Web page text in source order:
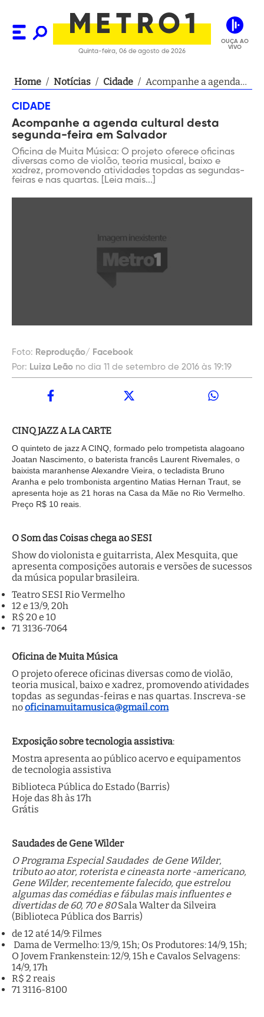
Quinta-feira, 06 de agosto de 2026
OUÇA AO
VIVO
Home / Notícias / Cidade / Acompanhe a agenda
CIDADE
Acompanhe a agenda cultural desta
segunda-feira em Salvador
Oficina de Muita Música: O projeto oferece oficinas
diversas como de violão, teoria musical, baixo e
xadrez, promovendo atividades topdas as segundas-
feiras e nas quartas. [Leia mais...]
Foto: Reprodução/ Facebook
Por: Luiza Leão no dia 11 de setembro de 2016 às 19:19
CINQ JAZZ A LA CARTE
O quinteto de jazz A CINQ, formado pelo trompetista alagoano
Joatan Nascimento, o baterista francês Laurent Rivemales, o
baixista maranhense Alexandre Vieira, o tecladista Bruno
Aranha e pelo trombonista argentino Matias Hernan Traut, se
apresenta hoje as 21 horas na Casa da Mãe no Rio Vermelho.
Preço R$ 10 reais.
O Som das Coisas chega ao SESI
Show do violonista e guitarrista, Alex Mesquita, que
apresenta composições autorais e versões de sucessos
da música popular brasileira.
Teatro SESI Rio Vermelho
12 e 13/9, 20h
R$ 20 e 10
71 3136-7064
Oficina de Muita Música
O projeto oferece oficinas diversas como de violão,
teoria musical, baixo e xadrez, promovendo atividades
topdas as segundas-feiras e nas quartas. Inscreva-se
nooficinamuitamusica@gmail.com
Exposição sobre tecnologia assistiva:
Mostra apresenta ao público acervo e equipamentos
de tecnologia assistiva
Biblioteca Pública do Estado (Barris)
Hoje das 8h às 17h
Grátis
Saudades de Gene Wilder
O Programa EspecialSaudades de Gene Wilder,
tributo ao ator, roterista e cineasta norte -americano,
Gene Wilder, recentemente falecido, que estrelou
algumas das comédias e fábulas mais influentes e
divertidas de 60, 70 e 80Sala Walter da Silveira
(Biblioteca Pública dos Barris)
de 12 até 14/9: Filmes
Dama de Vermelho: 13/9, 15h; Os Produtores: 14/9, 15h;
O Jovem Frankenstein: 12/9, 15h e Cavalos Selvagens:
14/9, 17h
R$ 2 reais
71 3116-8100